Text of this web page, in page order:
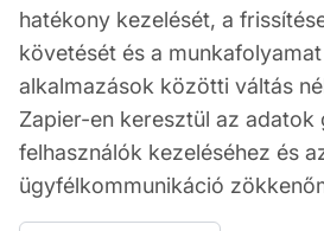
hatékony kezelését, a
követését és a
alkalmazások közötti váltás
Zapier-en keresztül az adatok
felhasználók kezeléséhez és
ügyfélkommunikáció